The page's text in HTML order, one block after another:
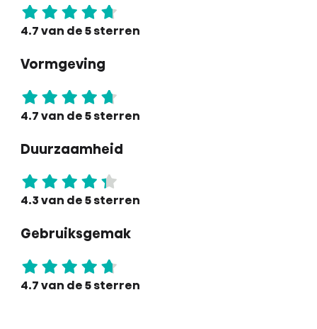
4.7 van de 5 sterren
Vormgeving
4.7 van de 5 sterren
Duurzaamheid
4.3 van de 5 sterren
Gebruiksgemak
4.7 van de 5 sterren